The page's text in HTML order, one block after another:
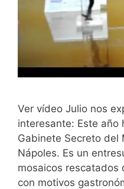
Ver vídeo Julio nos
interesante: Este año
Gabinete Secreto del
Nápoles. Es un
mosaicos rescatados
con motivos